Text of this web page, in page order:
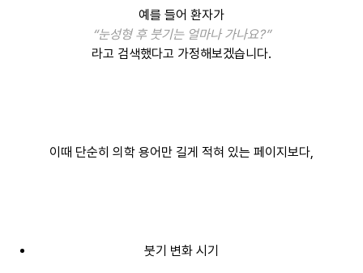
예를 들어 환자가
“눈성형 후 붓기는 얼마나 가나요?”
라고 검색했다고 가정해보겠습니다.
이때 단순히 의학 용어만 길게 적혀 있는 페이지보다,
붓기 변화 시기